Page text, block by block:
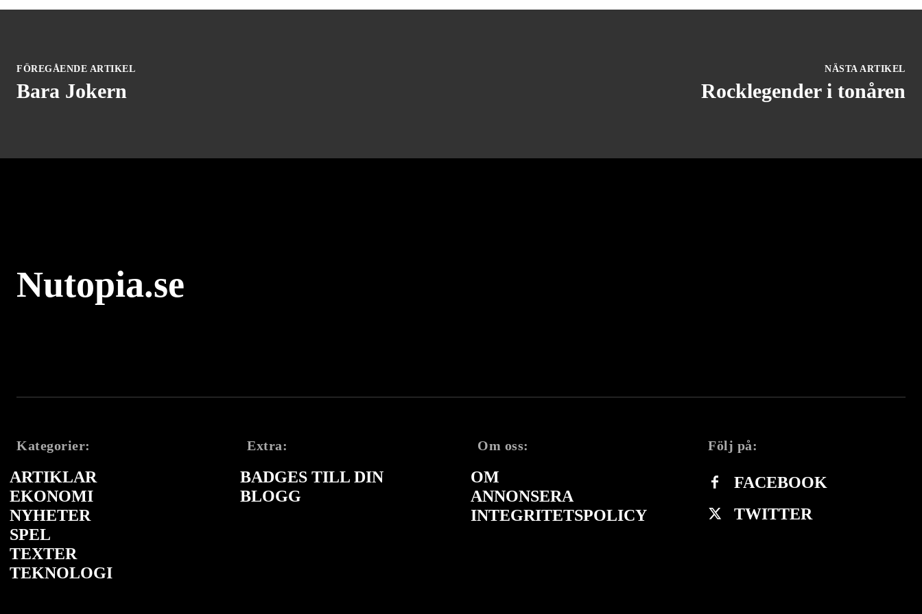
FÖREGÅENDE ARTIKEL
Bara Jokern
NÄSTA ARTIKEL
Rocklegender i tonåren
Nutopia.se
Kategorier:
ARTIKLAR
EKONOMI
NYHETER
SPEL
TEXTER
TEKNOLOGI
Extra:
BADGES TILL DIN
BLOGG
Om oss:
OM
ANNONSERA
INTEGRITETSPOLICY
Följ på:
FACEBOOK
TWITTER